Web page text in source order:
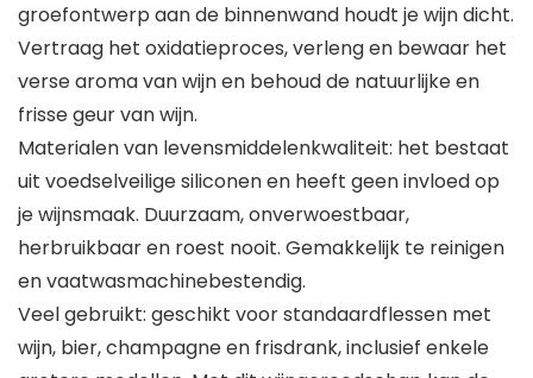
groefontwerp aan de binnenwand houdt je wijn dicht.
Vertraag het oxidatieproces, verleng en bewaar het
verse aroma van wijn en behoud de natuurlijke en
frisse geur van wijn.
Materialen van levensmiddelenkwaliteit: het bestaat
uit voedselveilige siliconen en heeft geen invloed op
je wijnsmaak. Duurzaam, onverwoestbaar,
herbruikbaar en roest nooit. Gemakkelijk te reinigen
en vaatwasmachinebestendig.
Veel gebruikt: geschikt voor standaardflessen met
wijn, bier, champagne en frisdrank, inclusief enkele